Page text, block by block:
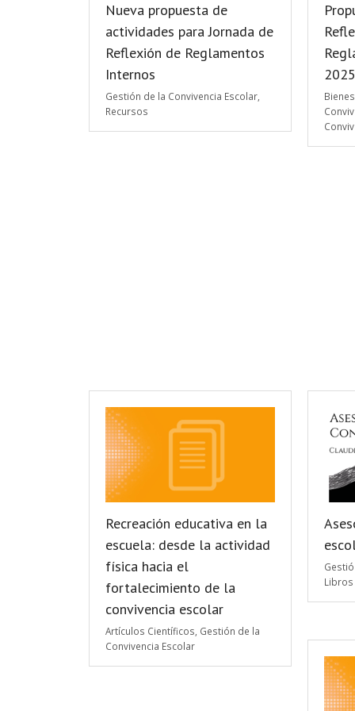
Nueva propuesta de
actividades para Jornada de
Reflexión de Reglamentos
Internos
Gestión de la Convivencia Escolar
Recursos
Recreación educativa en la
escuela: desde la actividad
física hacia el
fortalecimiento de la
convivencia escolar
Artículos Científicos Gestión de la
Convivencia Escolar
Libros